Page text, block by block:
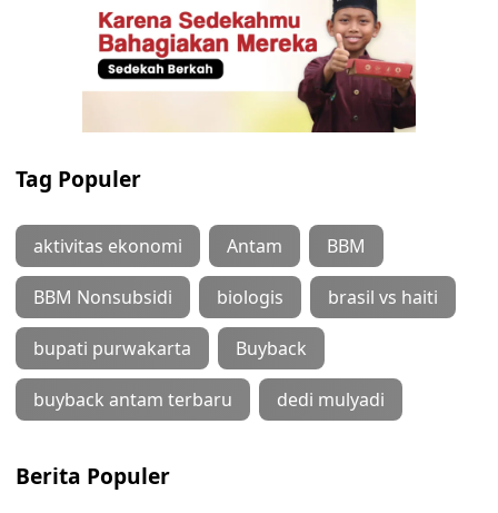
Tag Populer
aktivitas ekonomi Antam BBM
BBM Nonsubsidi biologis brasil vs haiti
bupati purwakarta Buyback
buyback antam terbaru dedi mulyadi
Berita Populer